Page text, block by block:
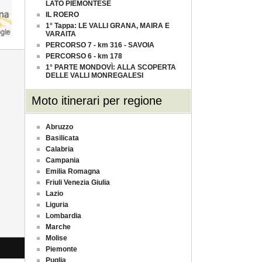
LATO PIEMONTESE
IL ROERO
1° Tappa: LE VALLI GRANA, MAIRA E
VARAITA
PERCORSO 7 - km 316 - SAVOIA
PERCORSO 6 - km 178
1° PARTE MONDOVÌ: ALLA SCOPERTA
DELLE VALLI MONREGALESI
Moto itinerari per regione
Abruzzo
Basilicata
Calabria
Campania
Emilia Romagna
Friuli Venezia Giulia
Lazio
Liguria
Lombardia
Marche
Molise
Piemonte
Puglia